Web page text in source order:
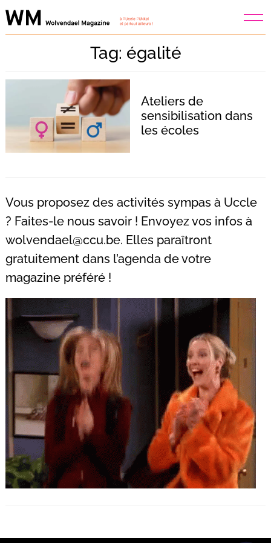
Skip
to
Tag: égalité
Ateliers de
sensibilisation dans
les écoles
Vous proposez des activités sympas à Uccle
? Faites-le nous savoir ! Envoyez vos infos à
wolvendael@ccu.be. Elles paraîtront
gratuitement dans l’agenda de votre
magazine préféré !
Recherche
pour
: